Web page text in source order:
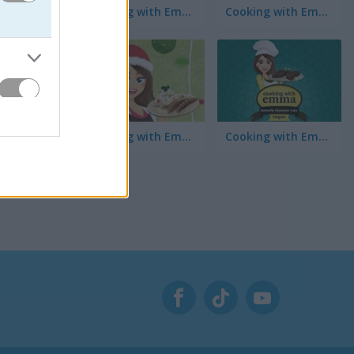
Cooking with Emma: French Apple Pie Vegan Cooking with Emma: Chocolate Biscuits
Cooking with Emma: Potato Salad Vegan Cooking with Emma: Butterfly Chocolate Cake Vegan